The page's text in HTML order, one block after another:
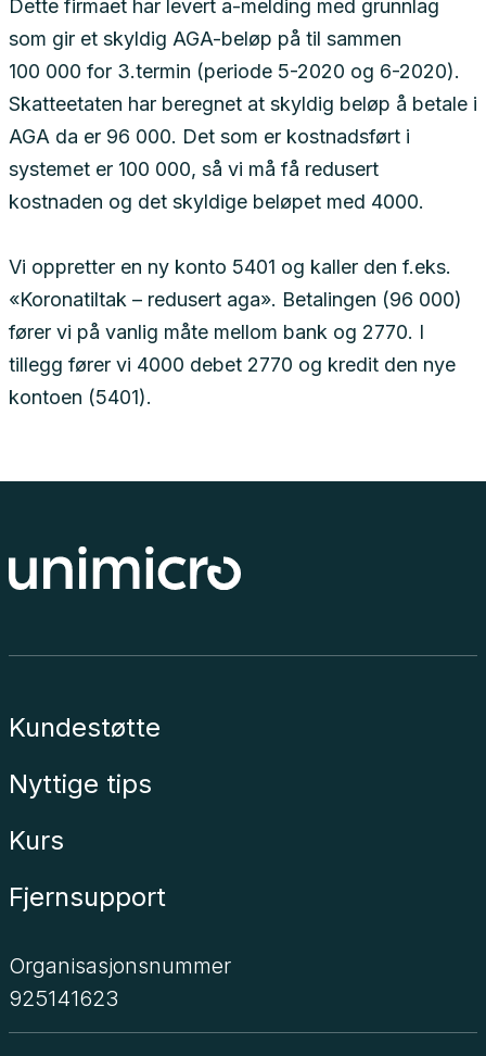
Dette firmaet har levert a-melding med grunnlag
som gir et skyldig AGA-beløp på til sammen
100 000 for 3.termin (periode 5-2020 og 6-2020).
Skatteetaten har beregnet at skyldig beløp å betale i
AGA da er 96 000. Det som er kostnadsført i
systemet er 100 000, så vi må få redusert
kostnaden og det skyldige beløpet med 4000.
Vi oppretter en ny konto 5401 og kaller den f.eks.
«Koronatiltak – redusert aga». Betalingen (96 000)
fører vi på vanlig måte mellom bank og 2770. I
tillegg fører vi 4000 debet 2770 og kredit den nye
kontoen (5401).
Kundestøtte
Nyttige tips
Kurs
Fjernsupport
Organisasjonsnummer
925141623